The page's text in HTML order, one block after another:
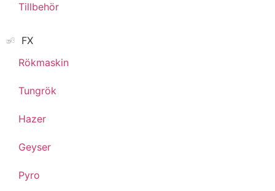
Tillbehör
FX
Rökmaskin
Tungrök
Hazer
Geyser
Pyro